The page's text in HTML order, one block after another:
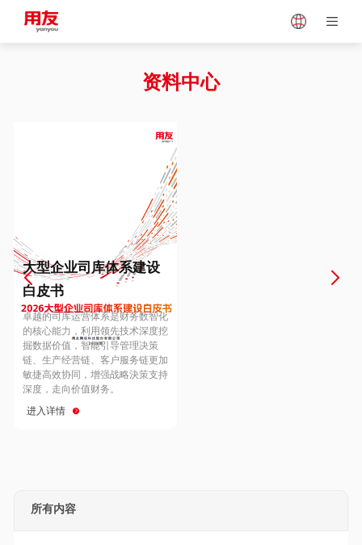
Vietnam
Europe
Hungary
Hong Kong
资料中心
大型企业司库体系建设
白皮书
卓越的司库运营体系是财务数智化
的核心能力，利用领先技术深度挖
掘数据价值，智能引导管理决策
链、生产经营链、客户服务链更加
敏捷高效协同，增强战略決策支持
深度，走向价值财务。
进入详情
所有内容